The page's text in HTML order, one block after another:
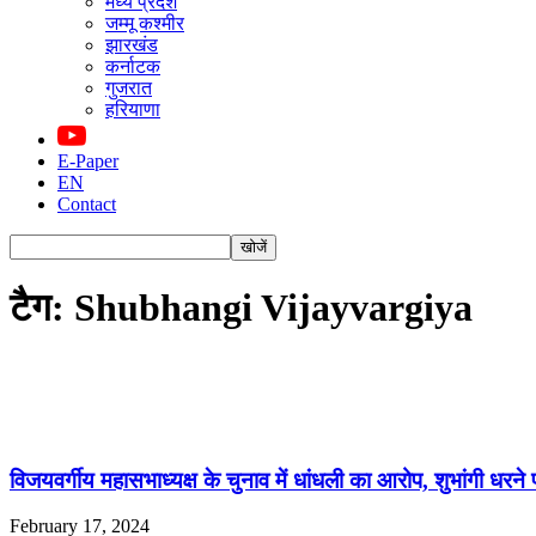
जम्मू कश्मीर
झारखंड
कर्नाटक
गुजरात
हरियाणा
E-Paper
EN
Contact
टैग: Shubhangi Vijayvargiya
विजयवर्गीय महासभाध्यक्ष के चुनाव में धांधली का आरोप, शुभांगी धरने
February 17, 2024